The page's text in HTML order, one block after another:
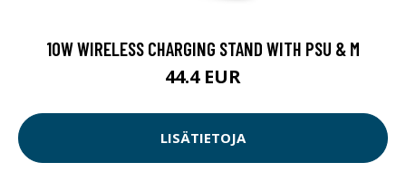
10W WIRELESS CHARGING STAND WITH PSU & M
44.4 EUR
LISÄTIETOJA